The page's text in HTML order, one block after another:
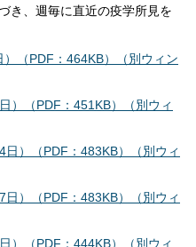
き、週毎に直近の疫学所見を
（PDF：464KB）（別ウィン
）（PDF：451KB）（別ウィ
）（PDF：483KB）（別ウィ
）（PDF：483KB）（別ウィ
）（PDF：444KB）（別ウィ